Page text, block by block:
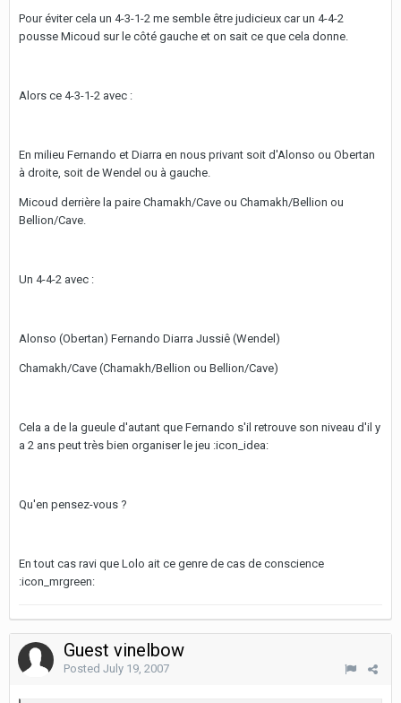
Pour éviter cela un 4-3-1-2 me semble être judicieux car un 4-4-2
pousse Micoud sur le côté gauche et on sait ce que cela donne.
Alors ce 4-3-1-2 avec :
En milieu Fernando et Diarra en nous privant soit d'Alonso ou Obertan
à droite, soit de Wendel ou à gauche.
Micoud derrière la paire Chamakh/Cave ou Chamakh/Bellion ou
Bellion/Cave.
Un 4-4-2 avec :
Alonso (Obertan) Fernando Diarra Jussiê (Wendel)
Chamakh/Cave (Chamakh/Bellion ou Bellion/Cave)
Cela a de la gueule d'autant que Fernando s'il retrouve son niveau d'il y
a 2 ans peut très bien organiser le jeu :icon_idea:
Qu'en pensez-vous ?
En tout cas ravi que Lolo ait ce genre de cas de conscience
:icon_mrgreen:
Guest vinelbow
Posted July 19, 2007